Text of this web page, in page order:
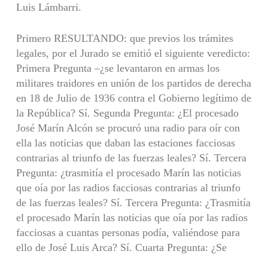
Luis Lámbarri.
Primero RESULTANDO: que previos los trámites
legales, por el Jurado se emitió el siguiente veredicto:
Primera Pregunta –¿se levantaron en armas los
militares traidores en unión de los partidos de derecha
en 18 de Julio de 1936 contra el Gobierno legítimo de
la República? Sí. Segunda Pregunta: ¿El procesado
José Marín Alcón se procuró una radio para oír con
ella las noticias que daban las estaciones facciosas
contrarias al triunfo de las fuerzas leales? Sí. Tercera
Pregunta: ¿trasmitía el procesado Marín las noticias
que oía por las radios facciosas contrarias al triunfo
de las fuerzas leales? Sí. Tercera Pregunta: ¿Trasmitía
el procesado Marín las noticias que oía por las radios
facciosas a cuantas personas podía, valiéndose para
ello de José Luis Arca? Sí. Cuarta Pregunta: ¿Se